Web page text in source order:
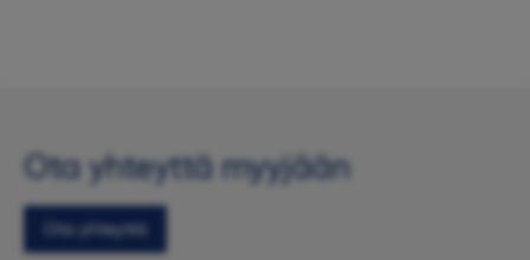
Ota yhteyttä myyjään
Ota yhteyttä